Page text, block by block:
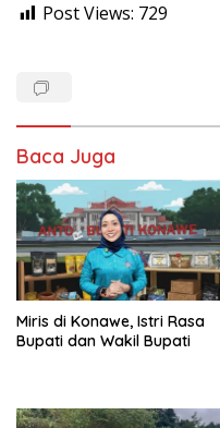
Post Views: 729
Baca Juga
Miris di Konawe, Istri Rasa
Bupati dan Wakil Bupati